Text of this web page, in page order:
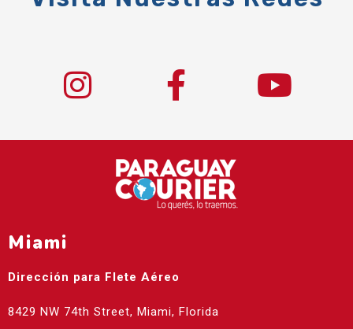
Miami
Dirección para Flete Aéreo
8429 NW 74th Street, Miami, Florida